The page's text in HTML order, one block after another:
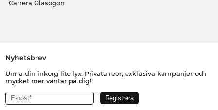
Carrera Glasögon
Nyhetsbrev
Unna din inkorg lite lyx. Privata reor, exklusiva kampanjer och
mycket mer väntar på dig!